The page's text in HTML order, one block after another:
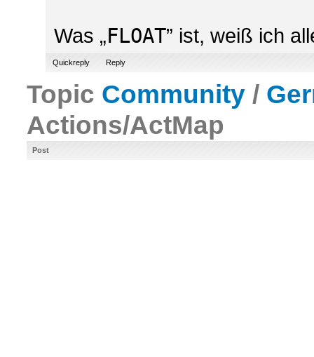
Was „FLOAT” ist, weiß ich
Quickreply Reply
Topic Community /
Actions/ActMap
Post